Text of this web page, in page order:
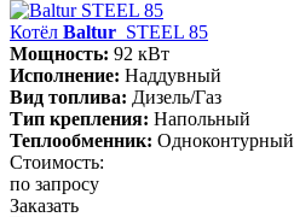
Котёл Baltur STEEL 85
Мощность: 92 кВт
Исполнение: Наддувный
Вид топлива: Дизель/Газ
Тип крепления: Напольный
Теплообменник: Одноконтурный
Стоимость:
по запросу
Заказать